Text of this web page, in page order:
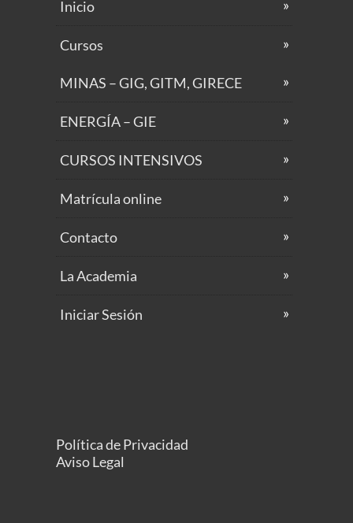
Inicio
Cursos
MINAS – GIG, GITM, GIRECE
ENERGÍA – GIE
CURSOS INTENSIVOS
Matrícula online
Contacto
La Academia
Iniciar Sesión
Política de Privacidad
Aviso Legal